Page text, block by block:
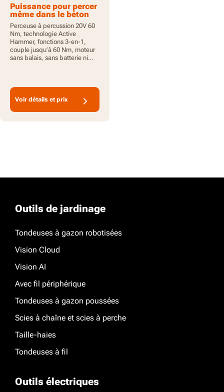
Puissance pour percer
même dans le béton
armé
Perceuse à percussion 20V 60
Nm, technologie Active
Hammer, fonctions 3-en-1,
couple jusqu’à 60 Nm, moteur
sans balais, sans batterie ni
Voir détails et prix
Outils de jardinage
Tondeuses à gazon robotisées
Vision Cloud
Vision AI
Avec fil périphérique
Tondeuses à gazon poussées
Scies à chaîne et scies à perche
Taille-haies
Tondeuses à fil
Outils électriques